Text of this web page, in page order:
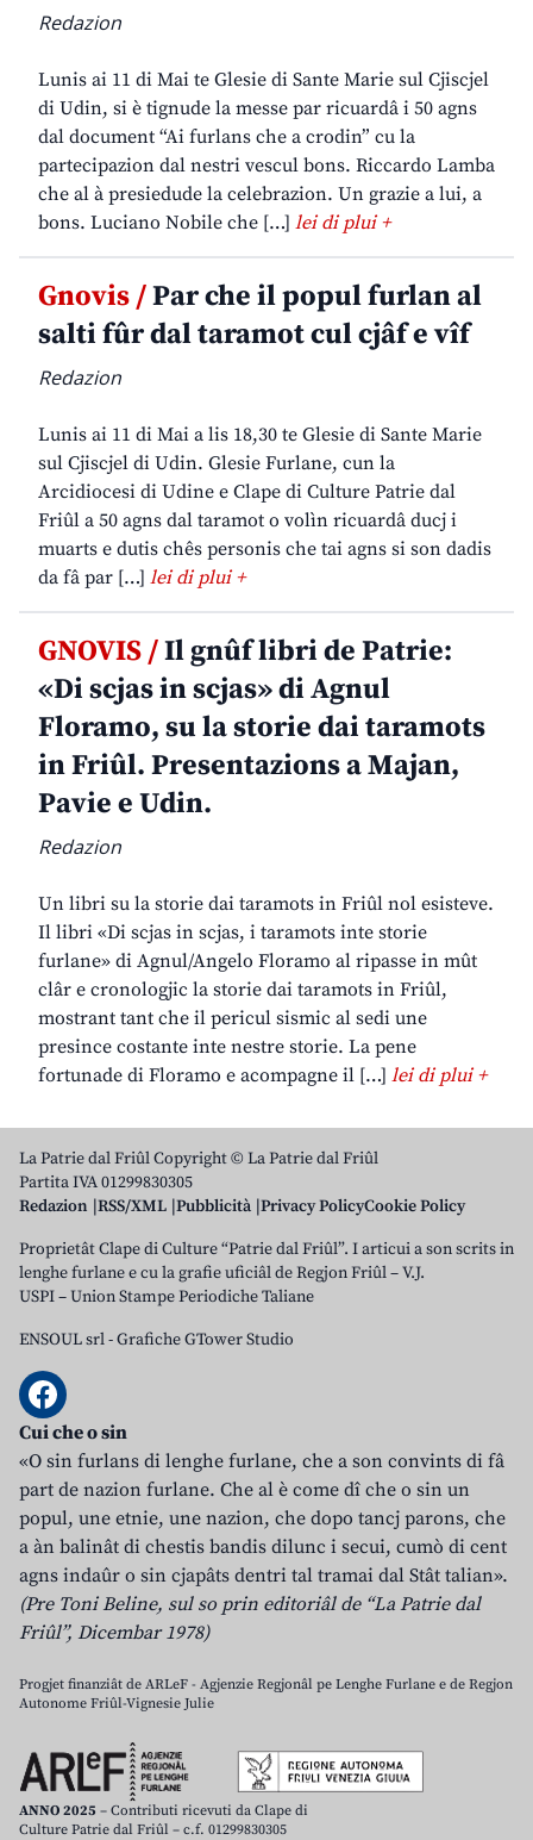
Redazion
Lunis ai 11 di Mai te Glesie di Sante Marie sul Cjiscjel
di Udin, si è tignude la messe par ricuardâ i 50 agns
dal document “Ai furlans che a crodin” cu la
partecipazion dal nestri vescul bons. Riccardo Lamba
che al à presiedude la celebrazion. Un grazie a lui, a
bons. Luciano Nobile che […] lei di plui +
Gnovis /Par che il popul furlan al
salti fûr dal taramot cul cjâf e vîf
Redazion
Lunis ai 11 di Mai a lis 18,30 te Glesie di Sante Marie
sul Cjiscjel di Udin. Glesie Furlane, cun la
Arcidiocesi di Udine e Clape di Culture Patrie dal
Friûl a 50 agns dal taramot o volìn ricuardâ ducj i
muarts e dutis chês personis che tai agns si son dadis
da fâ par […] lei di plui +
GNOVIS /Il gnûf libri de Patrie:
«Di scjas in scjas» di Agnul
Floramo, su la storie dai taramots
in Friûl. Presentazions a Majan,
Pavie e Udin.
Redazion
Un libri su la storie dai taramots in Friûl nol esisteve.
Il libri «Di scjas in scjas, i taramots inte storie
furlane» di Agnul/Angelo Floramo al ripasse in mût
clâr e cronologjic la storie dai taramots in Friûl,
mostrant tant che il pericul sismic al sedi une
presince costante inte nestre storie. La pene
fortunade di Floramo e acompagne il […] lei di plui +
La Patrie dal Friûl Copyright © La Patrie dal Friûl
Partita IVA 01299830305
Redazion RSS/XML Pubblicità Privacy PolicyCookie Policy
Proprietât Clape di Culture “Patrie dal Friûl”. I articui a son scrits in
lenghe furlane e cu la grafie uficiâl de Regjon Friûl – V.J.
USPI – Union Stampe Periodiche Taliane
ENSOUL srl-Grafiche GTower Studio
Cui che o sin
«O sin furlans di lenghe furlane, che a son convints di fâ
part de nazion furlane. Che al è come dî che o sin un
popul, une etnie, une nazion, che dopo tancj parons, che
a àn balinât di chestis bandis dilunc i secui, cumò di cent
agns indaûr o sin cjapâts dentri tal tramai dal Stât talian».
(Pre Toni Beline, sul so prin editoriâl de “La Patrie dal
Friûl”, Dicembar 1978)
Progjet finanziât de ARLeF - Agjenzie Regjonâl pe Lenghe Furlane e de Regjon
Autonome Friûl-Vignesie Julie
ANNO 2025 – Contributi ricevuti da Clape di
Culture Patrie dal Friûl – c.f. 01299830305